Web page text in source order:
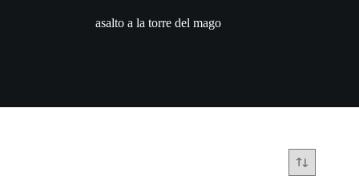
asalto a la torre del mago